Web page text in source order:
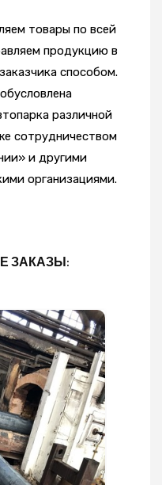
товары по всей
продукцию в
способом.
различной
сотрудничеством
и другими
организациями.
ЗАКАЗЫ: